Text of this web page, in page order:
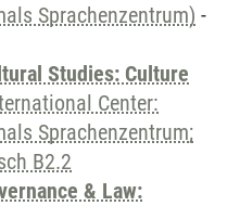
Sprachenzentrum) -
Studies: Culture
Center:
Sprachenzentrum;
B2.2
& Law: